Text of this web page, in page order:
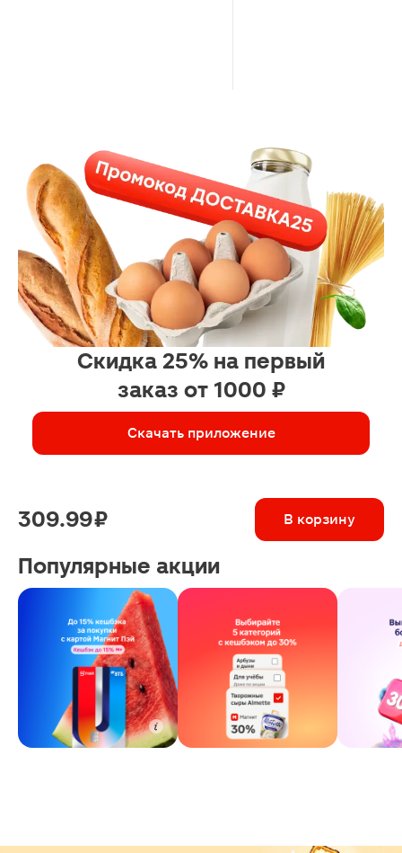
Скидка 25% на первый
заказ от 1000 ₽
Скачать приложение
309.99 ₽ В корзину
Популярные акции